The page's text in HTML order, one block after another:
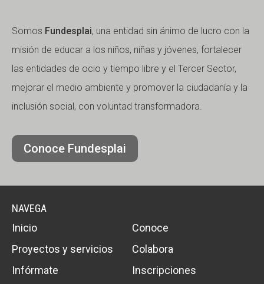
Somos Fundesplai, una entidad sin ánimo de lucro con la
misión de educar a los niños, niñas y jóvenes, fortalecer
las entidades de ocio y tiempo libre y el Tercer Sector,
mejorar el medio ambiente y promover la ciudadanía y la
inclusión social, con voluntad transformadora.
Conoce Fundesplai
NAVEGA
Inicio
Conoce
Proyectos y servicios
Colabora
Infórmate
Inscripciones